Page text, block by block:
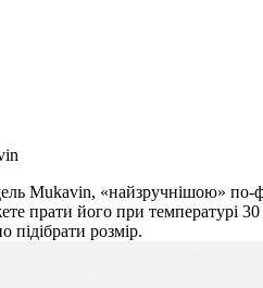
Mukavin, «найзручнішою» по-
прати його при температурі 30
розмір.